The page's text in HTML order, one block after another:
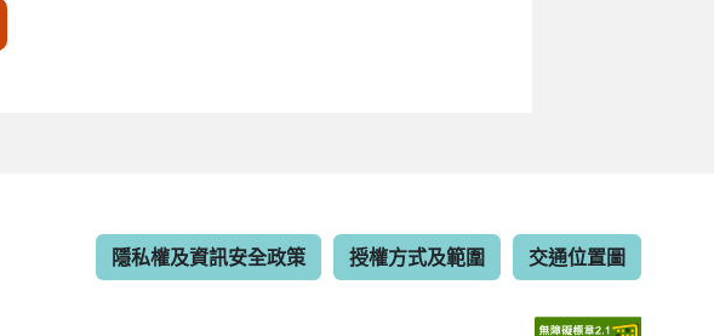
隱私權及資訊安全政策 授權方式及範圍 交通位置圖